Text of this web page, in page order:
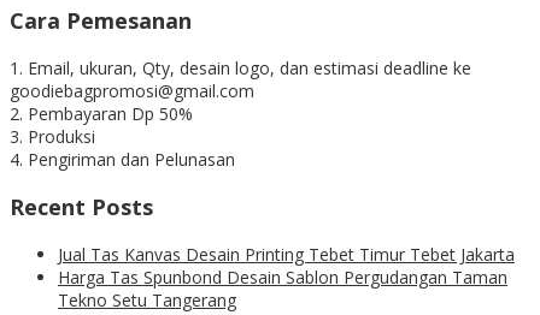
Cara Pemesanan
1. Email, ukuran, Qty, desain logo, dan estimasi deadline ke
goodiebagpromosi@gmail.com
2. Pembayaran Dp 50%
3. Produksi
4. Pengiriman dan Pelunasan
Recent Posts
Jual Tas Kanvas Desain Printing Tebet Timur Tebet Jakarta
Harga Tas Spunbond Desain Sablon Pergudangan Taman
Tekno Setu Tangerang